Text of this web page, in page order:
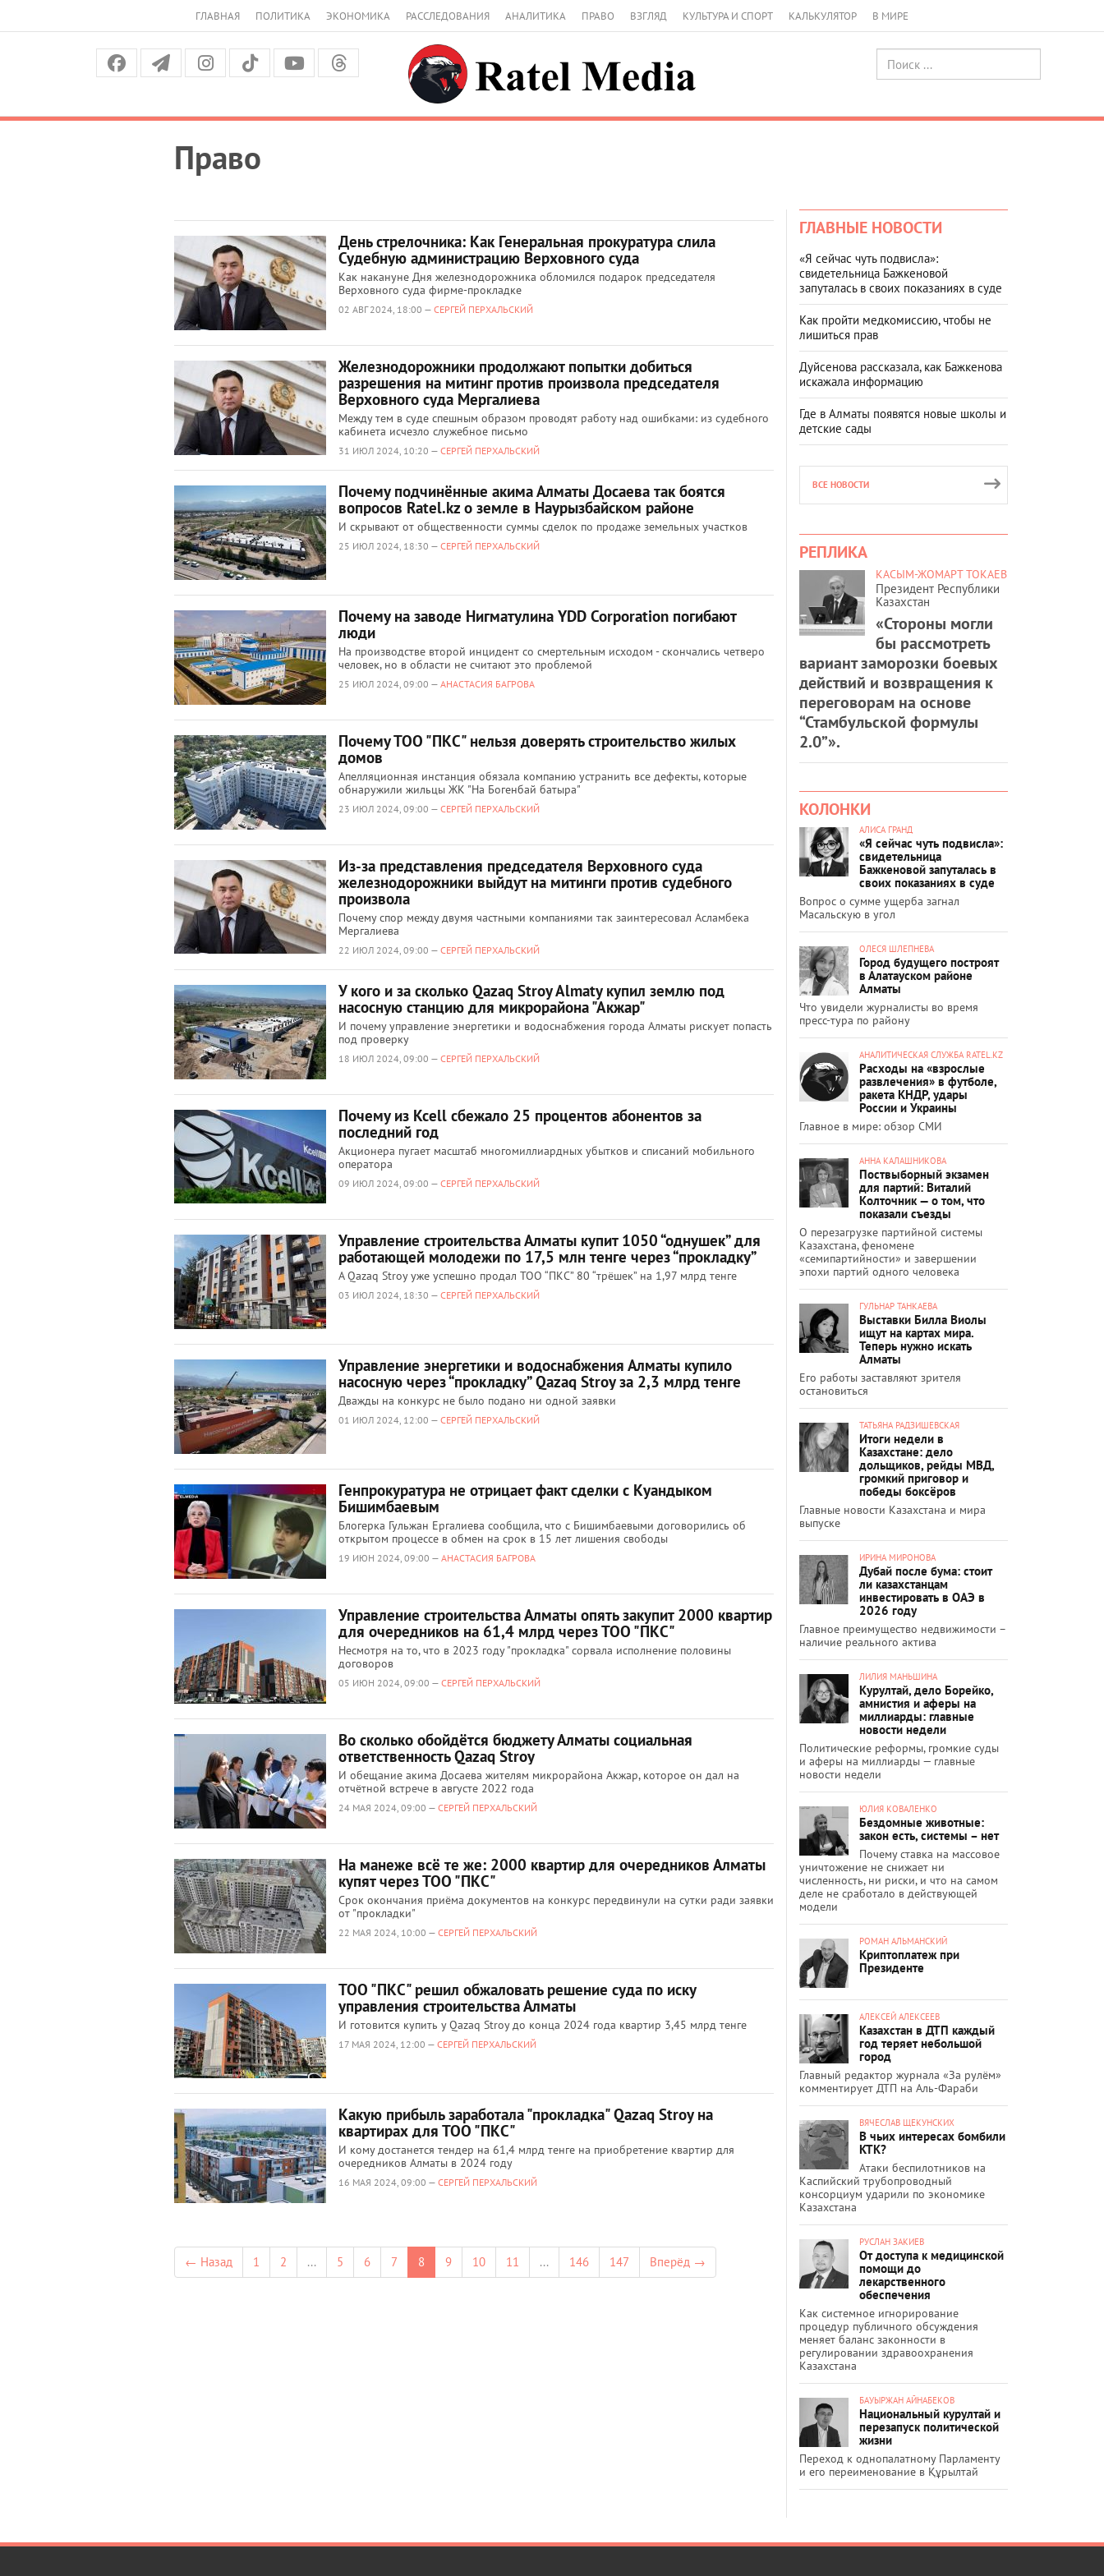
ГЛАВНАЯ ПОЛИТИКА ЭКОНОМИКА РАССЛЕДОВАНИЯ АНАЛИТИКА ПРАВО ВЗГЛЯД КУЛЬТУРА И СПОРТ КАЛЬКУЛЯТОР В МИРЕ
Право
День стрелочника: Как Генеральная прокуратура слила
Судебную администрацию Верховного суда
Как накануне Дня железнодорожника обломился подарок председателя
Верховного суда фирме-прокладке
02 АВГ 2024, 18:00 — СЕРГЕЙ ПЕРХАЛЬСКИЙ
Железнодорожники продолжают попытки добиться
разрешения на митинг против произвола председателя
Верховного суда Мергалиева
Между тем в суде спешным образом проводят работу над ошибками: из судебного
кабинета исчезло служебное письмо
31 ИЮЛ 2024, 10:20 — СЕРГЕЙ ПЕРХАЛЬСКИЙ
Почему подчинённые акима Алматы Досаева так боятся
вопросов Ratel.kz о земле в Наурызбайском районе
И скрывают от общественности суммы сделок по продаже земельных участков
25 ИЮЛ 2024, 18:30 — СЕРГЕЙ ПЕРХАЛЬСКИЙ
Почему на заводе Нигматулина YDD Corporation погибают
люди
На производстве второй инцидент со смертельным исходом - скончались четверо
человек, но в области не считают это проблемой
25 ИЮЛ 2024, 09:00 — АНАСТАСИЯ БАГРОВА
Почему ТОО "ПКС" нельзя доверять строительство жилых
домов
Апелляционная инстанция обязала компанию устранить все дефекты, которые
обнаружили жильцы ЖК "На Богенбай батыра"
23 ИЮЛ 2024, 09:00 — СЕРГЕЙ ПЕРХАЛЬСКИЙ
Из-за представления председателя Верховного суда
железнодорожники выйдут на митинги против судебного
произвола
Почему спор между двумя частными компаниями так заинтересовал Асламбека
Мергалиева
22 ИЮЛ 2024, 09:00 — СЕРГЕЙ ПЕРХАЛЬСКИЙ
У кого и за сколько Qazaq Stroy Almaty купил землю под
насосную станцию для микрорайона "Акжар"
И почему управление энергетики и водоснабжения города Алматы рискует попасть
под проверку
18 ИЮЛ 2024, 09:00 — СЕРГЕЙ ПЕРХАЛЬСКИЙ
Почему из Kcell сбежало 25 процентов абонентов за
последний год
Акционера пугает масштаб многомиллиардных убытков и списаний мобильного
оператора
09 ИЮЛ 2024, 09:00 — СЕРГЕЙ ПЕРХАЛЬСКИЙ
Управление строительства Алматы купит 1050 “однушек” для
работающей молодежи по 17,5 млн тенге через “прокладку”
А Qazaq Stroy уже успешно продал ТОО “ПКС” 80 “трёшек” на 1,97 млрд тенге
03 ИЮЛ 2024, 18:30 — СЕРГЕЙ ПЕРХАЛЬСКИЙ
Управление энергетики и водоснабжения Алматы купило
насосную через “прокладку” Qazaq Stroy за 2,3 млрд тенге
Дважды на конкурс не было подано ни одной заявки
01 ИЮЛ 2024, 12:00 — СЕРГЕЙ ПЕРХАЛЬСКИЙ
Генпрокуратура не отрицает факт сделки с Куандыком
Бишимбаевым
Блогерка Гульжан Ергалиева сообщила, что с Бишимбаевыми договорились об
открытом процессе в обмен на срок в 15 лет лишения свободы
19 ИЮН 2024, 09:00 — АНАСТАСИЯ БАГРОВА
Управление строительства Алматы опять закупит 2000 квартир
для очередников на 61,4 млрд через ТОО "ПКС"
Несмотря на то, что в 2023 году "прокладка" сорвала исполнение половины
договоров
05 ИЮН 2024, 09:00 — СЕРГЕЙ ПЕРХАЛЬСКИЙ
Во сколько обойдётся бюджету Алматы социальная
ответственность Qazaq Stroy
И обещание акима Досаева жителям микрорайона Акжар, которое он дал на
отчётной встрече в августе 2022 года
24 МАЯ 2024, 09:00 — СЕРГЕЙ ПЕРХАЛЬСКИЙ
На манеже всё те же: 2000 квартир для очередников Алматы
купят через ТОО "ПКС"
Срок окончания приёма документов на конкурс передвинули на сутки ради заявки
от "прокладки"
22 МАЯ 2024, 10:00 — СЕРГЕЙ ПЕРХАЛЬСКИЙ
ТОО "ПКС" решил обжаловать решение суда по иску
управления строительства Алматы
И готовится купить у Qazaq Stroy до конца 2024 года квартир 3,45 млрд тенге
17 МАЯ 2024, 12:00 — СЕРГЕЙ ПЕРХАЛЬСКИЙ
Какую прибыль заработала "прокладка" Qazaq Stroy на
квартирах для ТОО "ПКС"
И кому достанется тендер на 61,4 млрд тенге на приобретение квартир для
очередников Алматы в 2024 году
16 МАЯ 2024, 09:00 — СЕРГЕЙ ПЕРХАЛЬСКИЙ
← Назад 1 2 ... 5 6 7 8 9 10 11 ... 146 147 Вперёд →
ГЛАВНЫЕ НОВОСТИ
«Я сейчас чуть подвисла»:
свидетельница Бажкеновой
запуталась в своих показаниях в суде
Как пройти медкомиссию, чтобы не
лишиться прав
Дуйсенова рассказала, как Бажкенова
искажала информацию
Где в Алматы появятся новые школы и
детские сады
ВСЕ НОВОСТИ
РЕПЛИКА
КАСЫМ-ЖОМАРТ ТОКАЕВ
Президент Республики
Казахстан
«Стороны могли
бы рассмотреть
вариант заморозки боевых
действий и возвращения к
переговорам на основе
“Стамбульской формулы
2.0”».
КОЛОНКИ
АЛИСА ГРАНД
«Я сейчас чуть подвисла»:
свидетельница
Бажкеновой запуталась в
своих показаниях в суде
Вопрос о сумме ущерба загнал
Масальскую в угол
ОЛЕСЯ ШЛЕПНЕВА
Город будущего построят
в Алатауском районе
Алматы
Что увидели журналисты во время
пресс-тура по району
АНАЛИТИЧЕСКАЯ СЛУЖБА RATEL.KZ
Расходы на «взрослые
развлечения» в футболе,
ракета КНДР, удары
России и Украины
Главное в мире: обзор СМИ
АННА КАЛАШНИКОВА
Поствыборный экзамен
для партий: Виталий
Колточник — о том, что
показали съезды
О перезагрузке партийной системы
Казахстана, феномене
«семипартийности» и завершении
эпохи партий одного человека
ГУЛЬНАР ТАНКАЕВА
Выставки Билла Виолы
ищут на картах мира.
Теперь нужно искать
Алматы
Его работы заставляют зрителя
остановиться
ТАТЬЯНА РАДЗИШЕВСКАЯ
Итоги недели в
Казахстане: дело
дольщиков, рейды МВД,
громкий приговор и
победы боксёров
Главные новости Казахстана и мира
выпуске
ИРИНА МИРОНОВА
Дубай после бума: стоит
ли казахстанцам
инвестировать в ОАЭ в
2026 году
Главное преимущество недвижимости –
наличие реального актива
ЛИЛИЯ МАНЬШИНА
Курултай, дело Борейко,
амнистия и аферы на
миллиарды: главные
новости недели
Политические реформы, громкие суды
и аферы на миллиарды — главные
новости недели
ЮЛИЯ КОВАЛЕНКО
Бездомные животные:
закон есть, системы – нет
Почему ставка на массовое
уничтожение не снижает ни
численность, ни риски, и что на самом
деле не сработало в действующей
модели
РОМАН АЛЬМАНСКИЙ
Криптоплатеж при
Президенте
АЛЕКСЕЙ АЛЕКСЕЕВ
Казахстан в ДТП каждый
год теряет небольшой
город
Главный редактор журнала «За рулём»
комментирует ДТП на Аль-Фараби
ВЯЧЕСЛАВ ЩЕКУНСКИХ
В чьих интересах бомбили
КТК?
Атаки беспилотников на
Каспийский трубопроводный
консорциум ударили по экономике
Казахстана
РУСЛАН ЗАКИЕВ
От доступа к медицинской
помощи до
лекарственного
обеспечения
Как системное игнорирование
процедур публичного обсуждения
меняет баланс законности в
регулировании здравоохранения
Казахстана
БАУЫРЖАН АЙНАБЕКОВ
Национальный курултай и
перезапуск политической
жизни
Переход к однопалатному Парламенту
и его переименование в Құрылтай